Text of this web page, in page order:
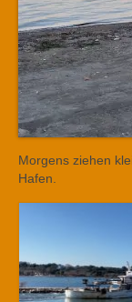
Morgens ziehen
Hafen.